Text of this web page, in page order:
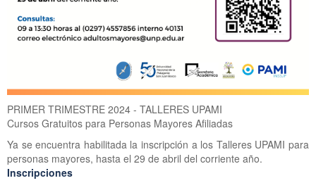
PRIMER TRIMESTRE 2024 - TALLERES UPAMI
Cursos Gratuitos para Personas Mayores Afiliadas
Ya se encuentra habilitada la inscripción a los Talleres UPAMI para
personas mayores, hasta el 29 de abril del corriente año.
Inscripciones